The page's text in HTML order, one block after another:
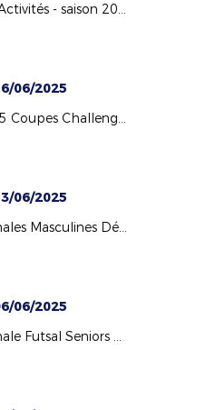
Rapport d'Activités - saison 2024/2025
06/2025
Finales 2025 Coupes Challenges Foot Entreprise/Loisir
06/2025
Résumé Finales Masculines Départementales 2025
06/2025
Résumé Finale Futsal Seniors M 2025